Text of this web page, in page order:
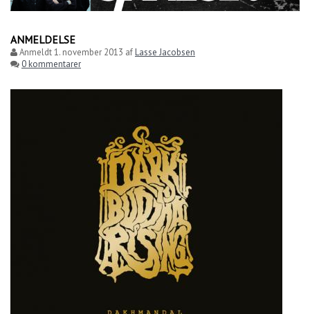
ANMELDELSE
Anmeldt1. november 2013 afLasse Jacobsen
0 kommentarer